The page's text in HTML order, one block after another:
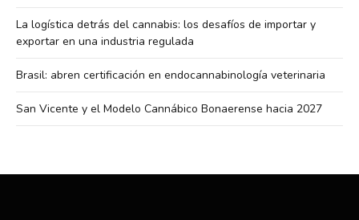
La logística detrás del cannabis: los desafíos de importar y
exportar en una industria regulada
Brasil: abren certificación en endocannabinología veterinaria
San Vicente y el Modelo Cannábico Bonaerense hacia 2027